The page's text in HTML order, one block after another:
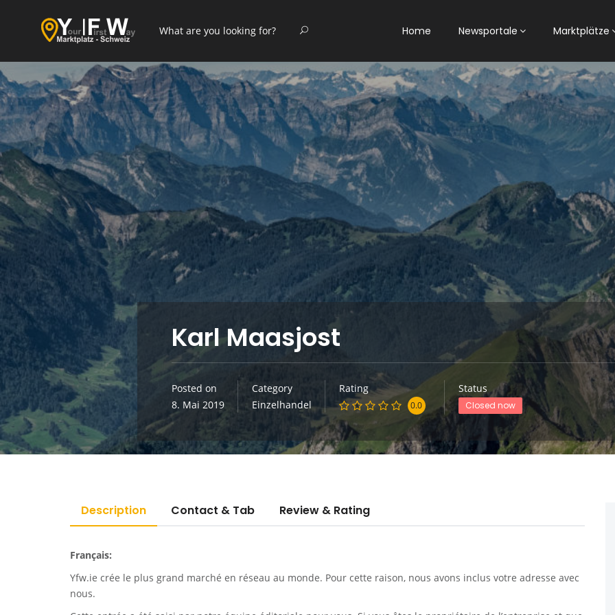
Home Newsportale Marktplätze
Karl Maasjost
Posted on
8. Mai 2019
Category
Einzelhandel
Rating
0.0
Status
Closed now
Description Contact & Tab Review & Rating
Français:
Yfw.ie crée le plus grand marché en réseau au monde. Pour cette raison, nous avons inclus votre adresse avec
nous.